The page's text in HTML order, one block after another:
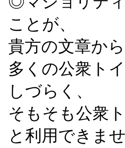
ことが、
貴方の文章か
多くの公衆ト
しづらく、
そもそも公衆
と利用できま